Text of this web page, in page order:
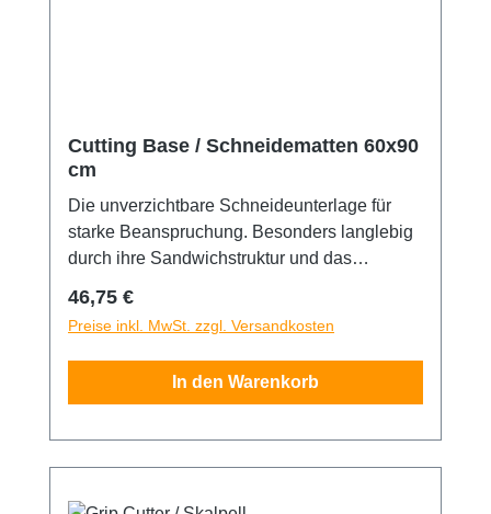
Cutting Base / Schneidematten 60x90
cm
Die unverzichtbare Schneideunterlage für
starke Beanspruchung. Besonders langlebig
durch ihre Sandwichstruktur und das
Die Matte ist fünfach beschichtet und mit
10/50mm Skalenaufdruck auf der
Schneidefläche versehen. Eine Seite grün,
andere schwarz. 60x90cm
Regulärer Preis:
46,75 €
Preise inkl. MwSt. zzgl. Versandkosten
In den Warenkorb